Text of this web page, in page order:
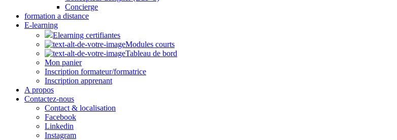
Concierge
formation a distance
E-learning
Elearning certifiantes
Modules courts
Tableau de bord
Mon panier
Inscription formateur/formatrice
Inscription apprenant
A propos
Contactez-nous
Contact & localisation
Facebook
Linkedin
Instagram